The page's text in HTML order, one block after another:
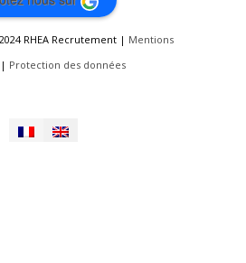
RHEA Recrutement | Mentions
| Protection des données